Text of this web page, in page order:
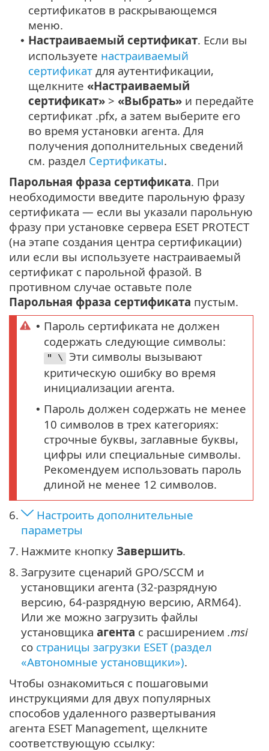
сертификатов в раскрывающемся
меню.
• Настраиваемый сертификат. Если вы
используете настраиваемый
сертификат для аутентификации,
щелкните «Настраиваемый
сертификат» > «Выбрать» и передайте
сертификат .pfx, а затем выберите его
во время установки агента. Для
получения дополнительных сведений
см. раздел Сертификаты.
Парольная фраза сертификата. При
необходимости введите парольную фразу
сертификата — если вы указали парольную
фразу при установке сервера ESET PROTECT
(на этапе создания центра сертификации)
или если вы используете настраиваемый
сертификат с парольной фразой. В
противном случае оставьте поле
Парольная фраза сертификата пустым.
• Пароль сертификата не должен
содержать следующие символы:
" \
Эти символы вызывают
критическую ошибку во время
инициализации агента.
• Пароль должен содержать не менее
10 символов в трех категориях:
строчные буквы, заглавные буквы,
цифры или специальные символы.
Рекомендуем использовать пароль
длиной не менее 12 символов.
6.
Настроить дополнительные
параметры
7. Нажмите кнопку Завершить.
8. Загрузите сценарий GPO/SCCM и
установщики агента (32-разрядную
версию, 64-разрядную версию, ARM64).
Или же можно загрузить файлы
установщика агента с расширением .msi
со страницы загрузки ESET (раздел
«Автономные установщики»).
Чтобы ознакомиться с пошаговыми
инструкциями для двух популярных
способов удаленного развертывания
агента ESET Management, щелкните
соответствующую ссылку: